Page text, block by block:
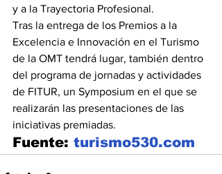
y a la Trayectoria Profesional.
Tras la entrega de los Premios a la
Excelencia e Innovación en el Turismo
de la OMT tendrá lugar, también dentro
del programa de jornadas y actividades
de FITUR, un Symposium en el que se
realizarán las presentaciones de las
iniciativas premiadas.
Fuente: turismo530.com